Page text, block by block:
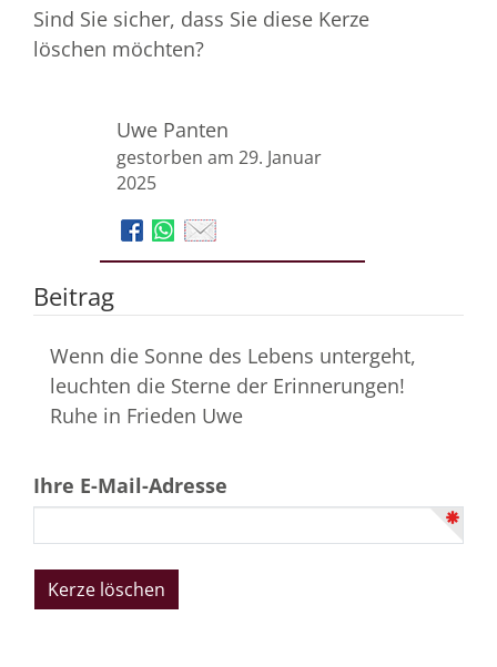
Sind Sie sicher, dass Sie diese Kerze
löschen möchten?
Uwe Panten
gestorben am 29. Januar
2025
Beitrag
Wenn die Sonne des Lebens untergeht,
leuchten die Sterne der Erinnerungen!
Ruhe in Frieden Uwe
Ihre E-Mail-Adresse